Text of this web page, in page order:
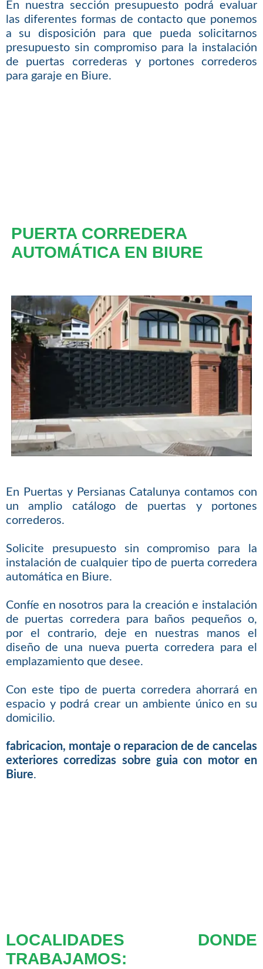
En nuestra sección presupuesto podrá evaluar
las diferentes formas de contacto que ponemos
a su disposición para que pueda solicitarnos
presupuesto sin compromiso para la instalación
de puertas correderas y portones correderos
para garaje en Biure.
PUERTA CORREDERA
AUTOMÁTICA EN BIURE
En Puertas y Persianas Catalunya contamos con
un amplio catálogo de puertas y portones
correderos.
Solicite presupuesto sin compromiso para la
instalación de cualquier tipo de puerta corredera
automática en Biure.
Confíe en nosotros para la creación e instalación
de puertas corredera para baños pequeños o,
por el contrario, deje en nuestras manos el
diseño de una nueva puerta corredera para el
emplazamiento que desee.
Con este tipo de puerta corredera ahorrará en
espacio y podrá crear un ambiente único en su
domicilio.
fabricacion, montaje o reparacion de de cancelas
exteriores corredizas sobre guia con motor en
Biure.
LOCALIDADES DONDE
TRABAJAMOS: